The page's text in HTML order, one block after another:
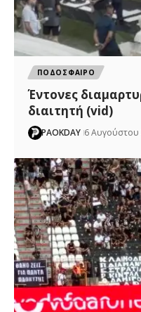
ΠΟΔΟΣΦΑΙΡΟ
Έντονες
διαιτητή (vid)
PAOKDAY 6 Αυγούστου